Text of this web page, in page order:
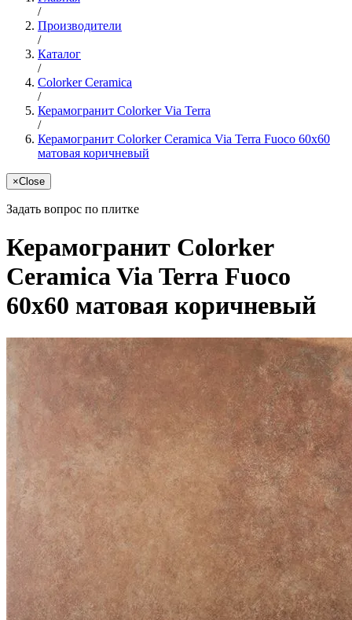
/
Производители
/
Каталог
/
Colorker Ceramica
/
Керамогранит Colorker Via Terra
/
Керамогранит Colorker Ceramica Via Terra Fuoco 60x60
матовая коричневый
×Close
Задать вопрос по плитке
Керамогранит Colorker
Ceramica Via Terra Fuoco
60x60 матовая коричневый